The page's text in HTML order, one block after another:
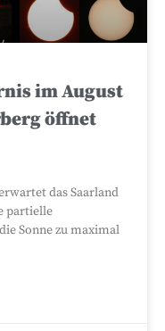
im August
öffnet
das Saarland
partielle
Sonne zu maximal